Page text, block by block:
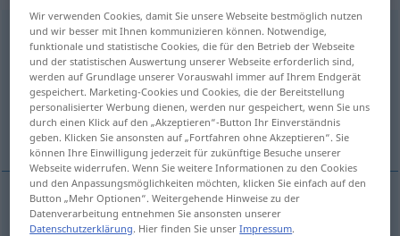
bademnjak
Übersicht aller Übersetzungen
(Für mehr Details die Übersetzung anklicken/antippen)
Mandelkuchen
Mandelkuchenm bademnjak
Wir verwenden Cookies, damit Sie unsere Webseite bestmöglich nutzen
und wir besser mit Ihnen kommunizieren können. Notwendige,
funktionale und statistische Cookies, die für den Betrieb der Webseite
und der statistischen Auswertung unserer Webseite erforderlich sind,
werden auf Grundlage unserer Vorauswahl immer auf Ihrem Endgerät
gespeichert. Marketing-Cookies und Cookies, die der Bereitstellung
personalisierter Werbung dienen, werden nur gespeichert, wenn Sie uns
durch einen Klick auf den „Akzeptieren“-Button Ihr Einverständnis
geben. Klicken Sie ansonsten auf „Fortfahren ohne Akzeptieren“. Sie
können Ihre Einwilligung jederzeit für zukünftige Besuche unserer
Webseite widerrufen. Wenn Sie weitere Informationen zu den Cookies
und den Anpassungsmöglichkeiten möchten, klicken Sie einfach auf den
Button „Mehr Optionen“. Weitergehende Hinweise zu der
Datenverarbeitung entnehmen Sie ansonsten unserer
Datenschutzerklärung. Hier finden Sie unserImpressum.